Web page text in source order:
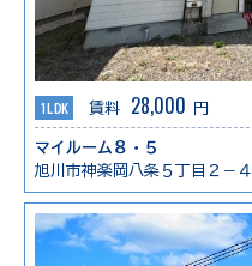
1LDK 賃料 28,000 円
マイルーム８・５
旭川市神楽岡八条５丁目２－４